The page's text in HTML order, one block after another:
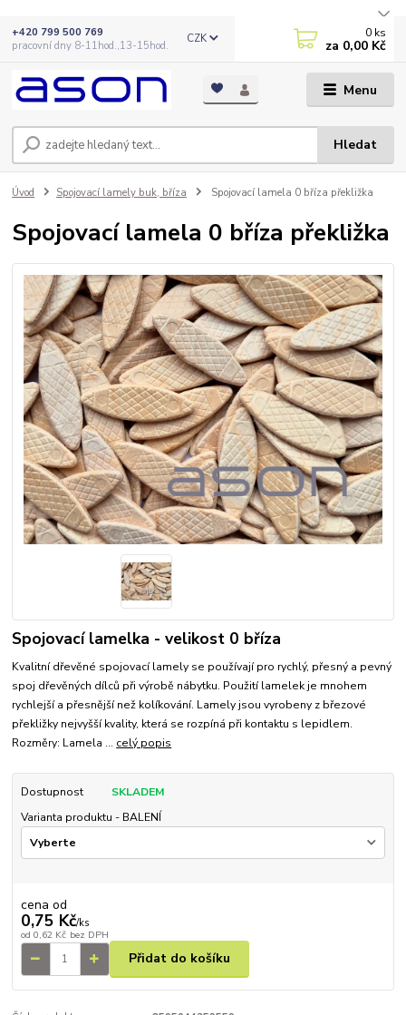
Menu
CZK
Hledat
+420 799 500 769
pracovní dny 8-11hod.,13-15hod.
0 ks
za 0,00 Kč
Úvod Spojovací lamely buk, bříza Spojovací lamela 0 bříza překližka
Spojovací lamela 0 bříza překližka
Spojovací lamelka - velikost 0 bříza
Kvalitní dřevěné spojovací lamely se používají pro rychlý, přesný a pevný
spoj dřevěných dílců při výrobě nábytku. Použití lamelek je mnohem
rychlejší a přesnější než kolíkování. Lamely jsou vyrobeny z březové
překližky nejvyšší kvality, která se rozpíná při kontaktu s lepidlem.
Rozměry: Lamela ... celý popis
Dostupnost
SKLADEM
Varianta produktu - BALENÍ
cena od
0,75 Kč/ks
od 0,62 Kč bez DPH
Přidat do košíku